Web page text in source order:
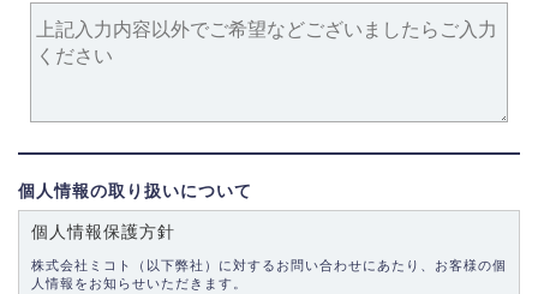
個人情報の取り扱いについて
個人情報保護方針
株式会社ミコト（以下弊社）に対するお問い合わせにあたり、お客様の個
人情報をお知らせいただきます。